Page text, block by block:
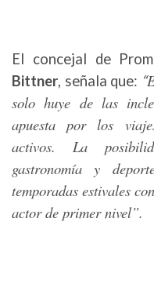
El concejal de
Bittner, señala que: “
solo huye de las
apuesta por los
activos. La
gastronomía y
temporadas estivales
actor de primer nivel”.